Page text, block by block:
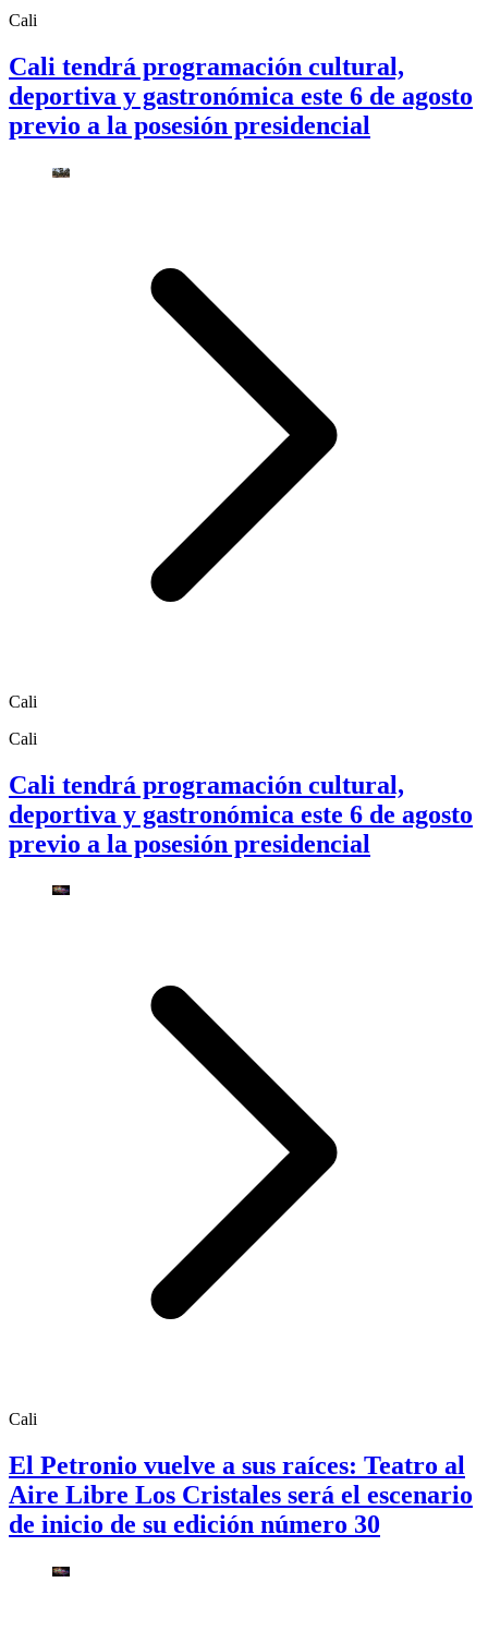
Cali
Cali tendrá programación cultural,
deportiva y gastronómica este 6 de agosto
previo a la posesión presidencial
Cali
Cali
Cali tendrá programación cultural,
deportiva y gastronómica este 6 de agosto
previo a la posesión presidencial
Cali
El Petronio vuelve a sus raíces: Teatro al
Aire Libre Los Cristales será el escenario
de inicio de su edición número 30